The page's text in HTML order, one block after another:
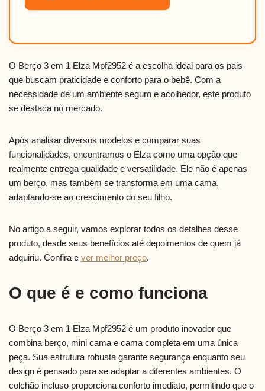
O Berço 3 em 1 Elza Mpf2952 é a escolha ideal para os pais
que buscam praticidade e conforto para o bebê. Com a
necessidade de um ambiente seguro e acolhedor, este produto
se destaca no mercado.
Após analisar diversos modelos e comparar suas
funcionalidades, encontramos o Elza como uma opção que
realmente entrega qualidade e versatilidade. Ele não é apenas
um berço, mas também se transforma em uma cama,
adaptando-se ao crescimento do seu filho.
No artigo a seguir, vamos explorar todos os detalhes desse
produto, desde seus benefícios até depoimentos de quem já
adquiriu. Confira e ver melhor preço.
O que é e como funciona
O Berço 3 em 1 Elza Mpf2952 é um produto inovador que
combina berço, mini cama e cama completa em uma única
peça. Sua estrutura robusta garante segurança enquanto seu
design é pensado para se adaptar a diferentes ambientes. O
colchão incluso proporciona conforto imediato, permitindo que o